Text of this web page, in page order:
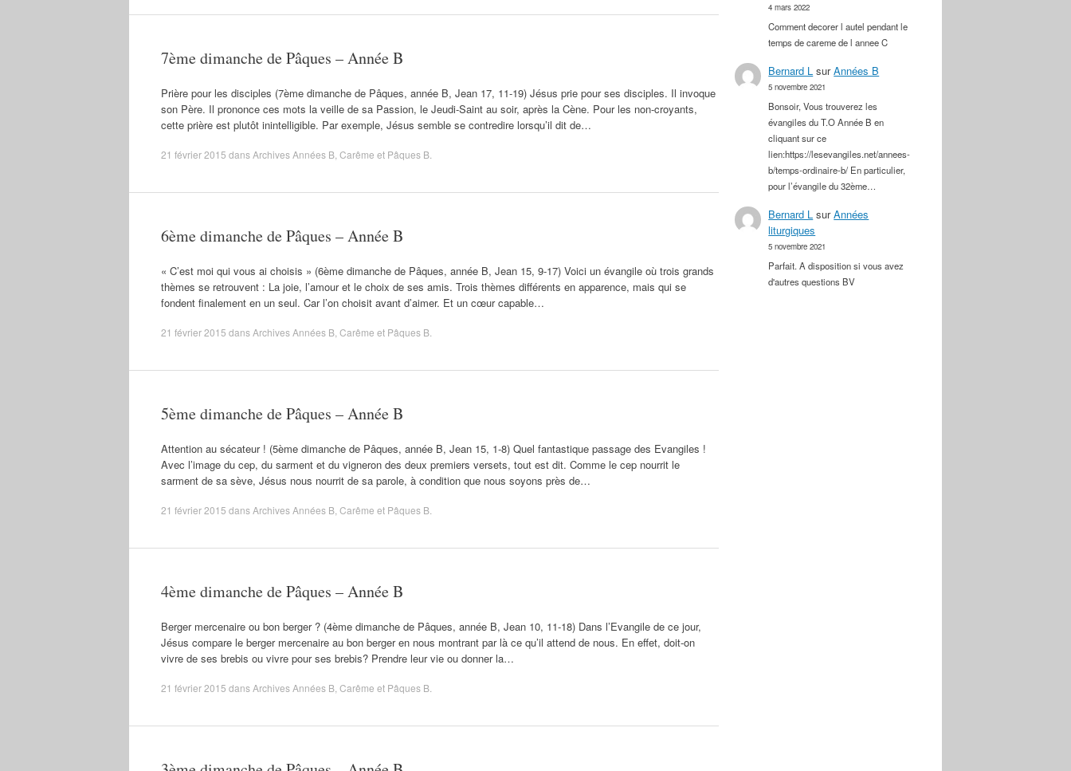
7ème dimanche de Pâques – Année B
Prière pour les disciples (7ème dimanche de Pâques, année B, Jean 17, 11-19) Jésus prie pour ses disciples. Il invoque
son Père. Il prononce ces mots la veille de sa Passion, le Jeudi-Saint au soir, après la Cène. Pour les non-croyants,
cette prière est plutôt inintelligible. Par exemple, Jésus semble se contredire lorsqu’il dit de…
21 février 2015 dansArchives Années B Carême et Pâques B
6ème dimanche de Pâques – Année B
« C’est moi qui vous ai choisis » (6ème dimanche de Pâques, année B, Jean 15, 9-17) Voici un évangile où trois grands
thèmes se retrouvent : La joie, l’amour et le choix de ses amis. Trois thèmes différents en apparence, mais qui se
fondent finalement en un seul. Car l’on choisit avant d’aimer. Et un cœur capable…
21 février 2015 dansArchives Années B Carême et Pâques B
5ème dimanche de Pâques – Année B
Attention au sécateur ! (5ème dimanche de Pâques, année B, Jean 15, 1-8) Quel fantastique passage des Evangiles !
Avec l’image du cep, du sarment et du vigneron des deux premiers versets, tout est dit. Comme le cep nourrit le
sarment de sa sève, Jésus nous nourrit de sa parole, à condition que nous soyons près de…
21 février 2015 dansArchives Années B Carême et Pâques B
4ème dimanche de Pâques – Année B
Berger mercenaire ou bon berger ? (4ème dimanche de Pâques, année B, Jean 10, 11-18) Dans l’Evangile de ce jour,
Jésus compare le berger mercenaire au bon berger en nous montrant par là ce qu’il attend de nous. En effet, doit-on
vivre de ses brebis ou vivre pour ses brebis? Prendre leur vie ou donner la…
21 février 2015 dansArchives Années B Carême et Pâques B
4 mars 2022
Comment decorer l autel pendant le
temps de careme de l annee C
Bernard L surAnnées B
5 novembre 2021
Bonsoir, Vous trouverez les
évangiles du T.O Année B en
cliquant sur ce
lien:https://lesevangiles.net/annees-
b/temps-ordinaire-b/ En particulier,
pour l’évangile du 32ème…
Bernard L surAnnées
liturgiques
5 novembre 2021
Parfait. A disposition si vous avez
d'autres questions BV